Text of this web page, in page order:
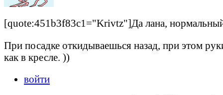
[quote:451b3f83c1="Krivtz"]Да лана, нормальный
При посадке откидываешься назад, при этом
как в кресле. ))
войти